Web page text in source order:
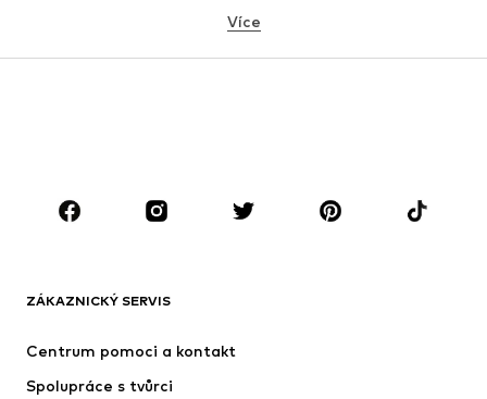
Spodní prádlo
Doplňky
Premium
Nové
Trička & topy
Více
ZÁKAZNICKÝ SERVIS
Centrum pomoci a kontakt
Spolupráce s tvůrci